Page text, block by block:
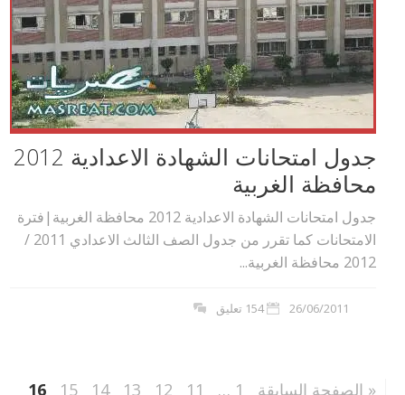
جدول امتحانات الشهادة الاعدادية 2012
محافظة الغربية
جدول امتحانات الشهادة الاعدادية 2012 محافظة الغربية|فترة
الامتحانات كما تقرر من جدول الصف الثالث الاعدادي 2011 /
2012 محافظة الغربية...
26/06/2011 154 تعليق
« الصفحة السابقة 1
…
11
12
13
14
15
16